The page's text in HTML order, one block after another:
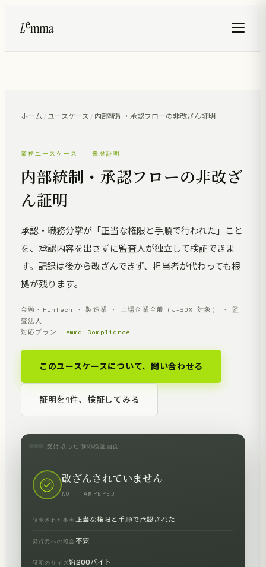
ホーム / ユースケース / 内部統制・承認フローの非改ざん証明
業務ユースケース — 来歴証明
内部統制・承認フローの非改ざ
ん証明
承認・職務分掌が「正当な権限と手順で行われた」こと
を、承認内容を出さずに監査人が独立して検証できま
す。記録は後から改ざんできず、担当者が代わっても根
拠が残ります。
金融・FinTech · 製造業 · 上場企業全般（J-SOX 対象） · 監
査法人
対応プラン Lemma Compliance
このユースケースについて、問い合わせる
証明を1件、検証してみる
受け取った側の検証画面
改ざんされていません
NOT TAMPERED
証明された事実正当な権限と手順で承認された
発行元への照会 不要
証明のサイズ約200バイト